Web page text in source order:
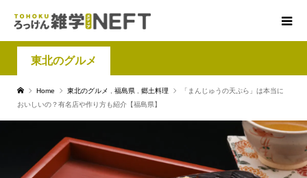
東北のグルメ
Home 東北のグルメ 福島県 郷土料理
「まんじゅうの天ぷら」は本当に
おいしいの？有名店や作り方も紹介【福島県】